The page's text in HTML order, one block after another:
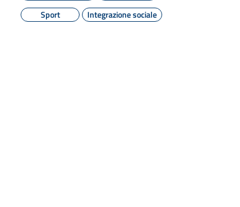
Sport
Integrazione sociale